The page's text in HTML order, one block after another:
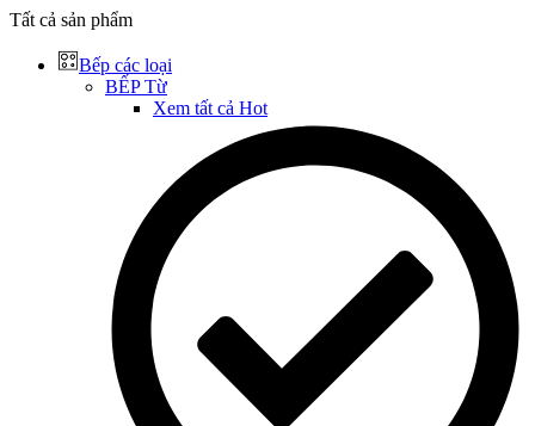
Tất cả sản phẩm
Bếp các loại
BẾP Từ
Xem tất cả Hot